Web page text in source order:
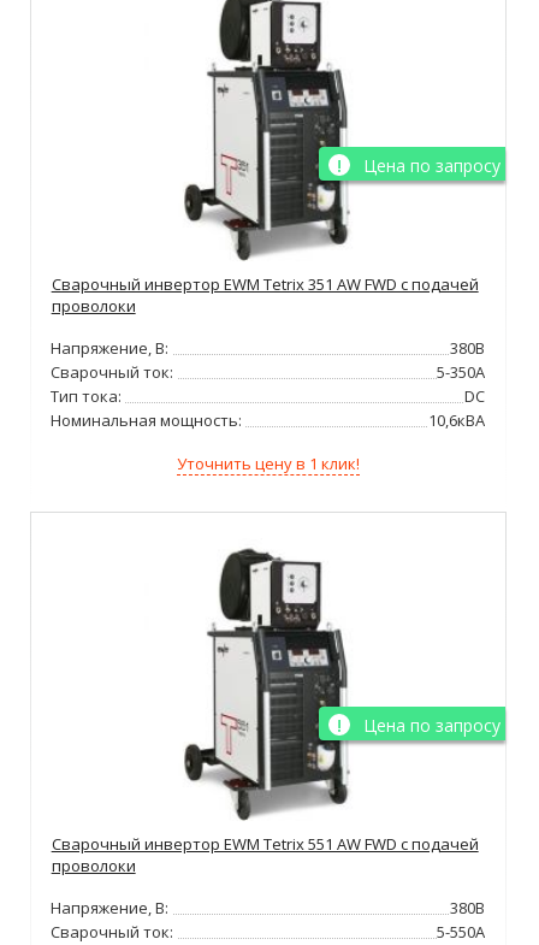
Цена по запросу
Сварочный инвертор EWM Tetrix 351 AW FWD с подачей
проволоки
Напряжение, В:
380В
Сварочный ток:
5-350А
Тип тока:
DC
Номинальная мощность:
10,6кВА
Уточнить цену в 1 клик!
Цена по запросу
Сварочный инвертор EWM Tetrix 551 AW FWD с подачей
проволоки
Напряжение, В:
380В
Сварочный ток:
5-550А